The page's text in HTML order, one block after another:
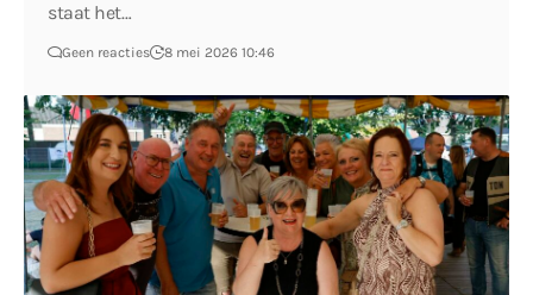
staat het…
Geen reacties 8 mei 2026 10:46